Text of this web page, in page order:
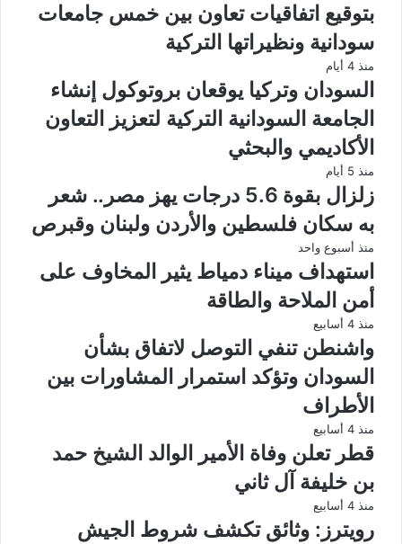
بتوقيع اتفاقيات تعاون بين خمس جامعات
سودانية ونظيراتها التركية
منذ 4 أيام
السودان وتركيا يوقعان بروتوكول إنشاء
الجامعة السودانية التركية لتعزيز التعاون
الأكاديمي والبحثي
منذ 5 أيام
زلزال بقوة 5.6 درجات يهز مصر.. شعر
به سكان فلسطين والأردن ولبنان وقبرص
منذ أسبوع واحد
استهداف ميناء دمياط يثير المخاوف على
أمن الملاحة والطاقة
منذ 4 أسابيع
واشنطن تنفي التوصل لاتفاق بشأن
السودان وتؤكد استمرار المشاورات بين
الأطراف
منذ 4 أسابيع
قطر تعلن وفاة الأمير الوالد الشيخ حمد
بن خليفة آل ثاني
منذ 4 أسابيع
رويترز: وثائق تكشف شروط الجيش